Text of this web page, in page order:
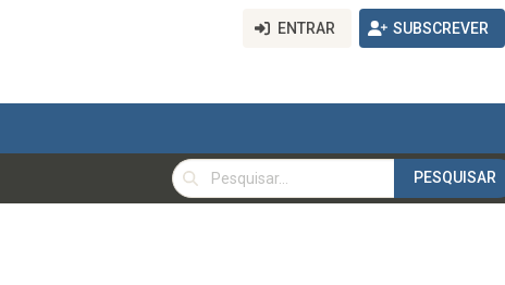
ENTRAR SUBSCREVER
PESQUISAR
PESQUISAR